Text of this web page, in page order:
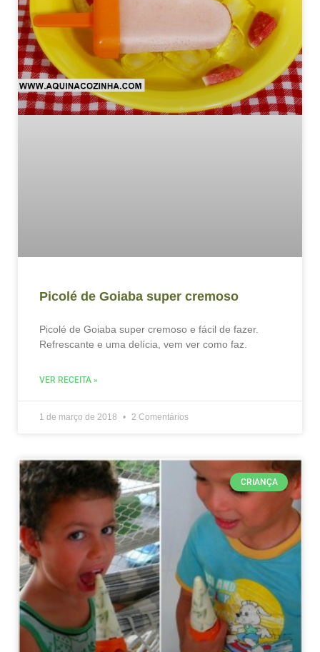
Picolé de Goiaba super cremoso
Picolé de Goiaba super cremoso e fácil de fazer.
Refrescante e uma delícia, vem ver como faz.
VER RECEITA »
1 de março de 2018 2 Comentários
CRIANÇA